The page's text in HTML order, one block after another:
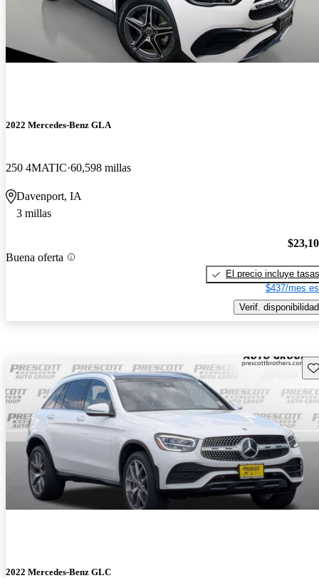
2022 Mercedes-Benz GLA
250 4MATIC 60,598 millas
Davenport, IA
3 millas
Buena oferta
El precio incluye tasas
$437/mes
Verif. disponibilidad
2022 Mercedes-Benz GLC